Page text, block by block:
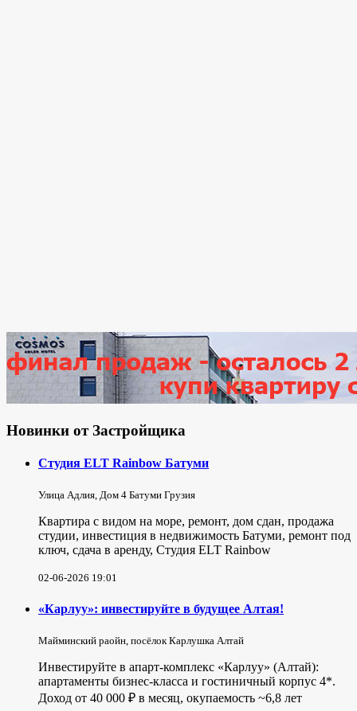
Новинки от Застройщика
Студия ELT Rainbow Батуми
Улица Адлия, Дом 4 Батуми Грузия
Квартира с видом на море, ремонт, дом сдан, продажа
студии, инвестиция в недвижимость Батуми, ремонт под
ключ, сдача в аренду, Студия ELT Rainbow
02-06-2026 19:01
«Карлуу»: инвестируйте в будущее Алтая!
Майминский раойн, посёлок Карлушка Алтай
Инвестируйте в апарт-комплекс «Карлуу» (Алтай):
апартаменты бизнес-класса и гостиничный корпус 4*.
Доход от 40 000 ₽ в месяц, окупаемость ~6,8 лет